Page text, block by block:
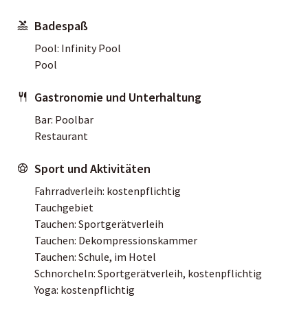
Badespaß
Pool: Infinity Pool
Pool
Gastronomie und Unterhaltung
Bar: Poolbar
Restaurant
Sport und Aktivitäten
Fahrradverleih: kostenpflichtig
Tauchgebiet
Tauchen: Sportgerätverleih
Tauchen: Dekompressionskammer
Tauchen: Schule, im Hotel
Schnorcheln: Sportgerätverleih, kostenpflichtig
Yoga: kostenpflichtig